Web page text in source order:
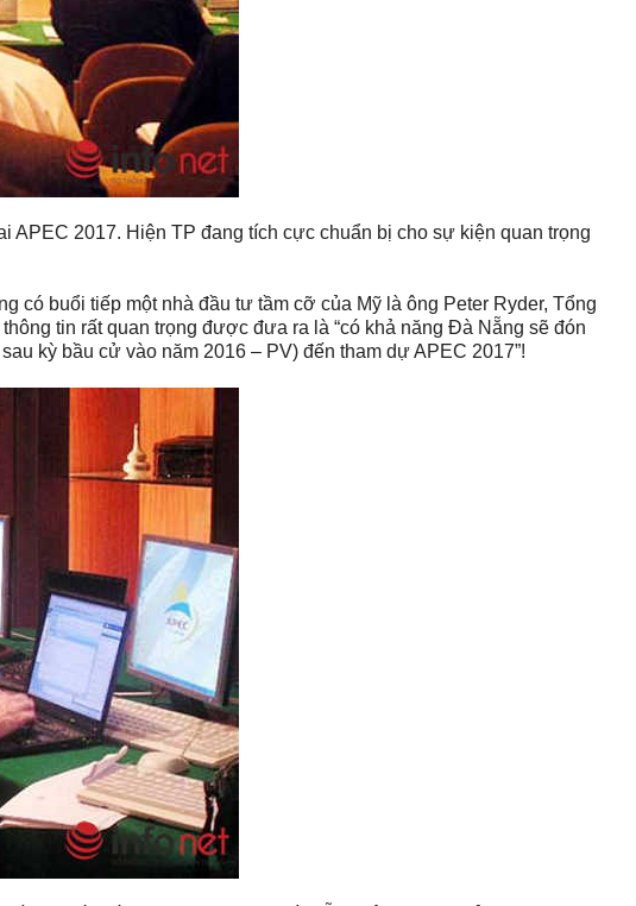
APEC 2017. Hiện TP đang tích cực chuẩn bị cho sự kiện quan trọng
có buổi tiếp một nhà đầu tư tầm cỡ của Mỹ là ông Peter Ryder, Tổng
tin rất quan trọng được đưa ra là “có khả năng Đà Nẵng sẽ đón
kỳ bầu cử vào năm 2016 – PV) đến tham dự APEC 2017”!